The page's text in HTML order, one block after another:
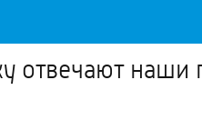
отвечают наши